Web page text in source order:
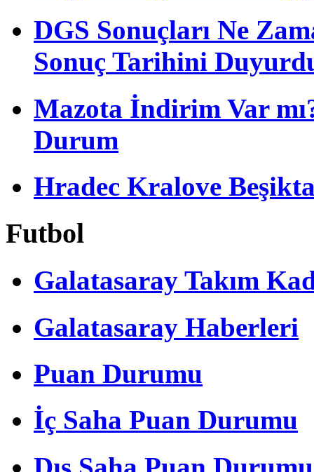
DGS Sonuçları Ne
Sonuç Tarihini
Mazota İndirim Var
Durum
Hradec Kralove
Futbol
Galatasaray Takım
Galatasaray Haberleri
Puan Durumu
İç Saha Puan Durumu